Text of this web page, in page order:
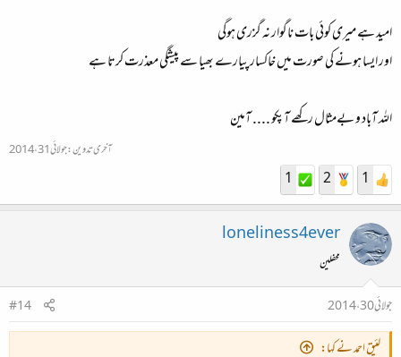
امید ہے میری کوئی بات ناگوار نہ گزری ہوگی
اور ایسا ہونے کی صورت میں خاکسار پیارے بھیا سے پیشگی معذرت کرتا ہے
اللہ آباد و بےمثال رکھے آپکو .... آمین
آخری تدوین:جولائی 31، 2014
1
2
1
loneliness4ever
محفلین
جولائی 30، 2014
#14
لئیق احمد نے کہا: